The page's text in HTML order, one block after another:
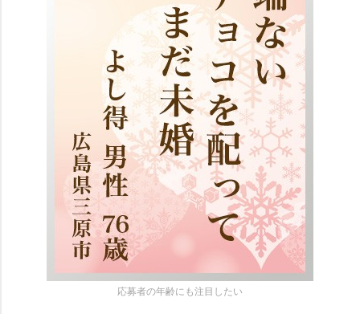
応募者の年齢にも注目したい